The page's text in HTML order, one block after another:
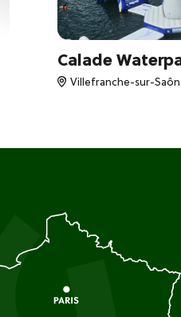
Calade
Villefranche-sur-